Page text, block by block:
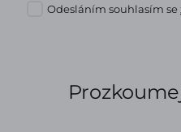
Odesláním souhlasím se